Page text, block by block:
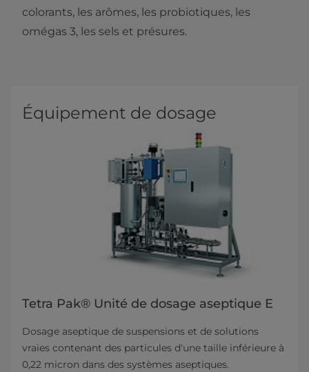
colorants, les arômes, les probiotiques, les
omégas 3, les sels et présures.
Équipement de dosage
Tetra Pak® Unité de dosage aseptique E
Dosage aseptique de suspensions et de solutions
vraies contenant des particules d'une taille inférieure à
0,22 micron dans des systèmes aseptiques.